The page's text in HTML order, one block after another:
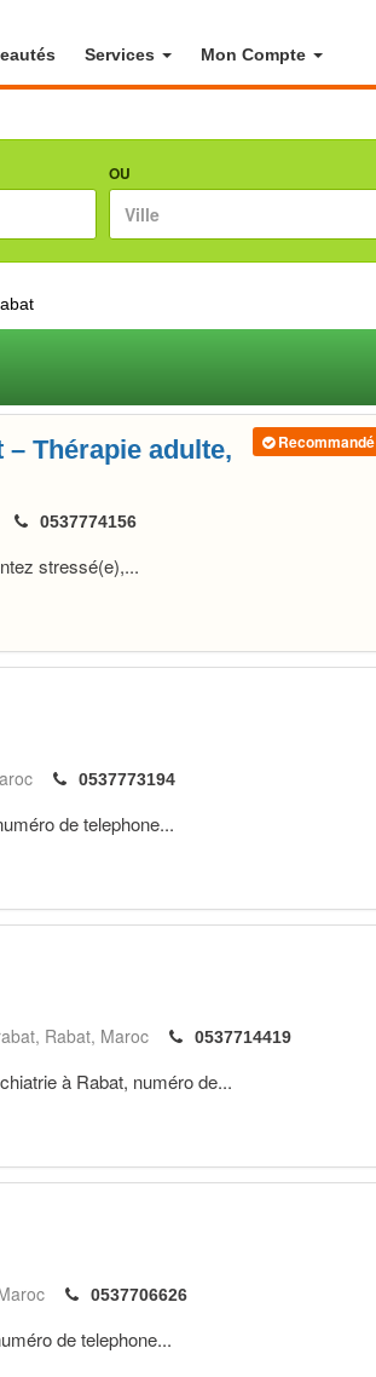
Services Mon Compte
OU
Recommandé
Thérapie adulte,
0537774156
stressé(e),...
0537773194
de telephone...
Rabat Maroc 0537714419
à Rabat, numéro de...
0537706626
de telephone...